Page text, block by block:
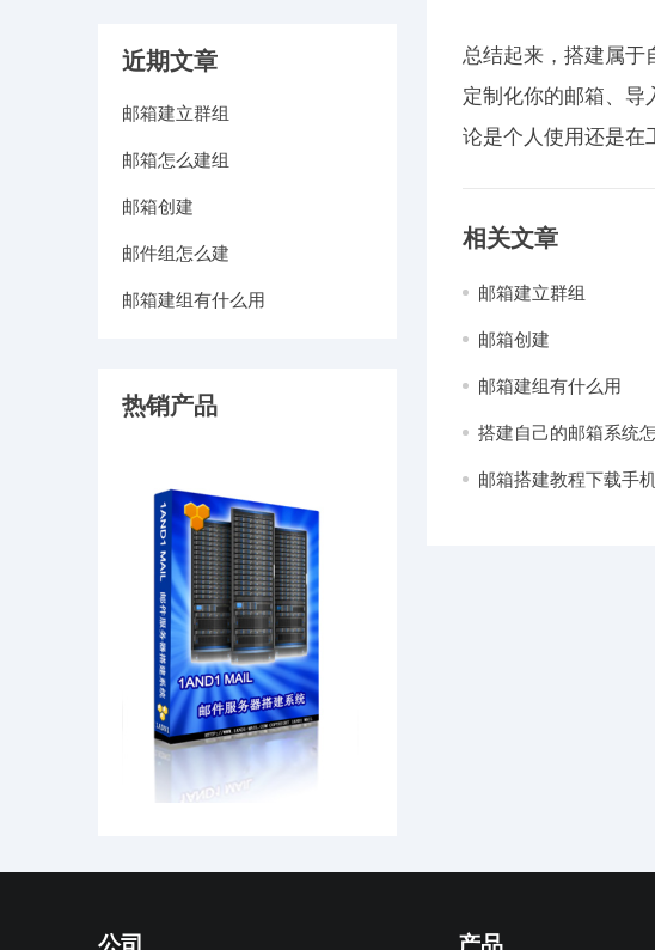
总结起来，搭建属于
定制化你的邮箱、导
论是个人使用还是在
相关文章
邮箱建立群组
邮箱创建
邮箱建组有什么用
搭建自己的邮箱系统
邮箱搭建教程下载手
近期文章
邮箱建立群组
邮箱怎么建组
邮箱创建
邮件组怎么建
邮箱建组有什么用
热销产品
公司 产品